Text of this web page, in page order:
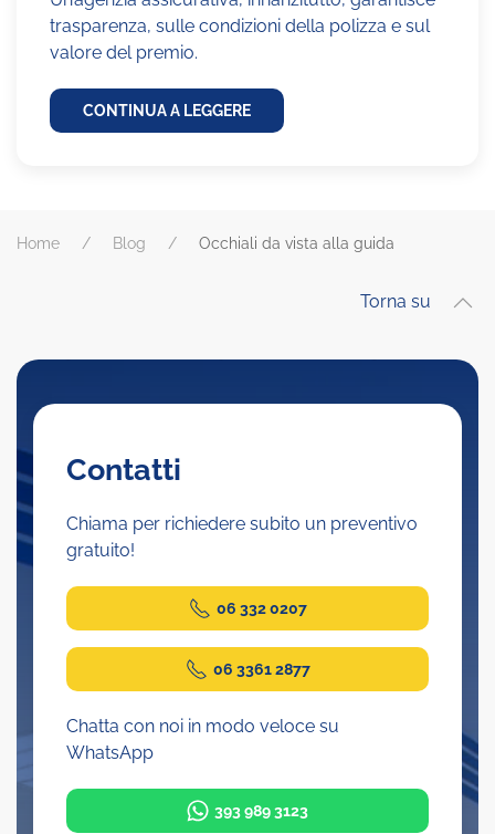
trasparenza, sulle condizioni della polizza e sul
valore del premio.
CONTINUA A LEGGERE
Home Blog Occhiali da vista alla guida
Torna su
Contatti
Chiama per richiedere subito un preventivo
gratuito!
06 332 0207
06 3361 2877
Chatta con noi in modo veloce su
WhatsApp
393 989 3123